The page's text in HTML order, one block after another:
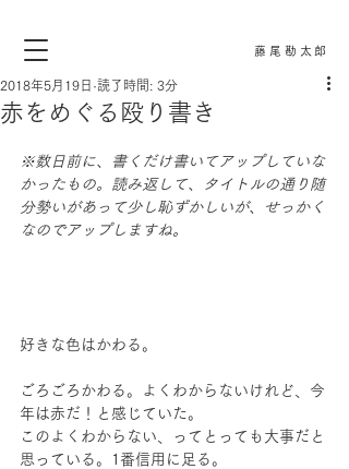
藤尾勘太郎
赤をめぐる殴り書き
2018年5月19日 読了時間: 3分
※数日前に、書くだけ書いてアップしていな
かったもの。読み返して、タイトルの通り随
分勢いがあって少し恥ずかしいが、せっかく
なのでアップしますね。
好きな色はかわる。
ごろごろかわる。よくわからないけれど、今
年は赤だ！と感じていた。
このよくわからない、ってとっても大事だと
思っている。1番信用に足る。